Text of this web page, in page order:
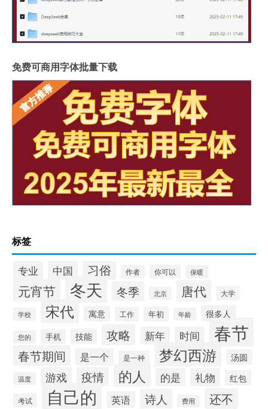
免费可商用字体批量下载
标签
专业 中国 习俗 作者 你可以 保暖
元宵节 冬天 冬季 北京 唐代 大学
学校 宋代 寓意 工作 年初 年龄 很多人
您的 手机 技能 攻略 新年 时间 春节
春节期间 是一个 是一种 梦幻西游 汤圆
温度 游戏 疫情 的人 的是 礼物 红包
考试 自己的 英语 诗人 费用 还不